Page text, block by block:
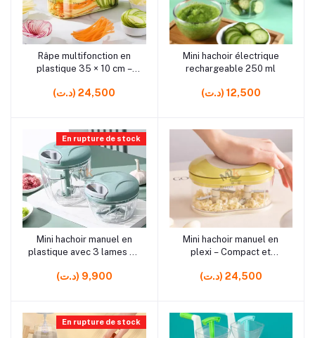
rrrrrr9
Ajouter au panier
Râpe multifonction en
plastique 35 × 10 cm –
pour légumes
(د.ت) 24,500
rrrrrr1
Ajouter au panier
Mini hachoir électrique
rechargeable 250 ml
(د.ت) 12,500
rrrrrr0
En rupture de stock
Ajouter au panier
Mini hachoir manuel en
plastique avec 3 lames en
rapide légumes et herbes
(د.ت) 9,900
rrrrrr15
Ajouter au panier
Mini hachoir manuel en
plexi – Compact et
(د.ت) 24,500
En rupture de stock